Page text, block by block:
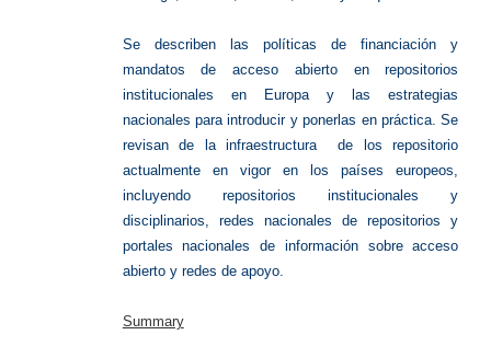
Se describen las políticas de financiación y
mandatos de acceso abierto en repositorios
institucionales en Europa y las estrategias
nacionales para introducir y ponerlas en práctica. Se
revisan de la infraestructura de los repositorio
actualmente en vigor en los países europeos,
incluyendo repositorios institucionales y
disciplinarios, redes nacionales de repositorios y
portales nacionales de información sobre acceso
abierto y redes de apoyo.
Summary